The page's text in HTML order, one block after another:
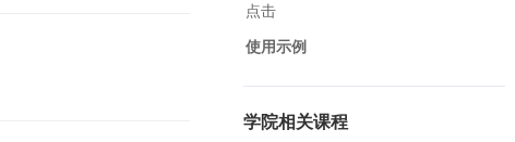
点击
使用示例
学院相关课程